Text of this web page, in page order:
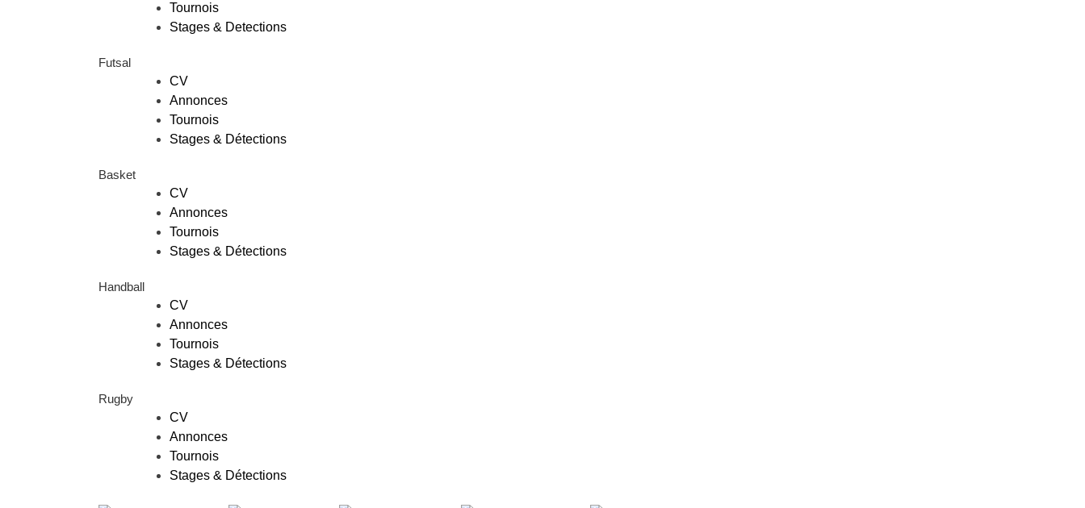
Tournois
Stages & Detections
Futsal
CV
Annonces
Tournois
Stages & Détections
Basket
CV
Annonces
Tournois
Stages & Détections
Handball
CV
Annonces
Tournois
Stages & Détections
Rugby
CV
Annonces
Tournois
Stages & Détections